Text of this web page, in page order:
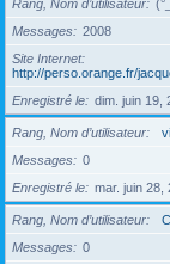
Rang, Nom d’utilisateur
Messages
2008
Site Internet
http://perso.orange.fr/
Enregistré le
dim. juin 19,
Rang, Nom d’utilisateur
Messages
0
Enregistré le
mar. juin 28,
Rang, Nom d’utilisateur
Messages
0